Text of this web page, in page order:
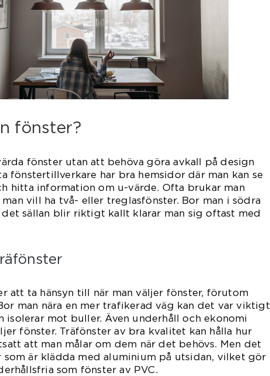
fönster?
fönster utan att behöva göra avkall på design
fönstertillverkare har bra hemsidor där man kan se
hitta information om u-värde. Ofta brukar man
vill ha två- eller treglasfönster. Bor man i södra
sällan blir riktigt kallt klarar man sig oftast med
att ta hänsyn till när man väljer fönster, förutom
man nära en mer trafikerad väg kan det var viktigt
isolerar mot buller. Även underhåll och ekonomi
fönster. Träfönster av bra kvalitet kan hålla hur
att man målar om dem när det behövs. Men det
som är klädda med aluminium på utsidan, vilket gör
som fönster av PVC.